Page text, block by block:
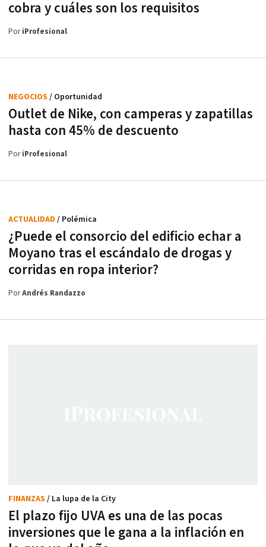
cobra y cuáles son los requisitos
PoriProfesional
Outlet de Nike, con camperas y zapatillas
hasta con 45% de descuento
NEGOCIOS / Oportunidad
PoriProfesional
¿Puede el consorcio del edificio echar a
Moyano tras el escándalo de drogas y
corridas en ropa interior?
ACTUALIDAD / Polémica
PorAndrés Randazzo
El plazo fijo UVA es una de las pocas
inversiones que le gana a la inflación en
FINANZAS / La lupa de la City